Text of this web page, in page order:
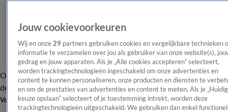
OverzichtAfleveringen Entertainment TV Algemeen
Tip
de redactieNieuwsbrief
Volg Shownieuws
Jouw cookievoorkeuren
Wij en onze 29 partners gebruiken cookies en vergelijkbare technieken
informatie te verzamelen over jou als gebruiker van onze website(s),
gedrag en jouw apparaten. Als je „Alle cookies accepteren” selecteert,
worden trackingtechnologieën ingeschakeld om onze advertenties en
content te kunnen personaliseren, onze producten en diensten te
en om de prestaties van advertenties en content te meten. Als je
keuze opslaan” selecteert of je toestemming intrekt, worden deze
trackingtechnologieën uitgeschakeld. We gebruiken dan enkel